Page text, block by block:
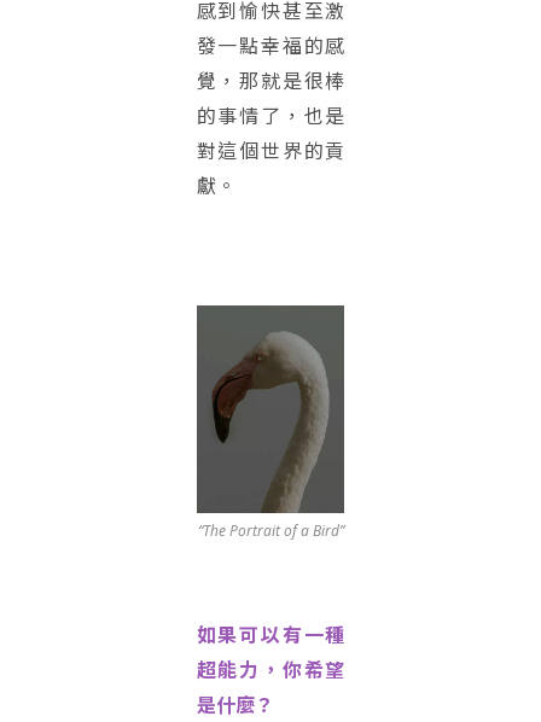
感到愉快甚至激
發一點幸福的感
覺，那就是很棒
的事情了，也是
對這個世界的貢
獻。
“The Portrait of a Bird”
如果可以有一種
超能力，你希望
是什麼？